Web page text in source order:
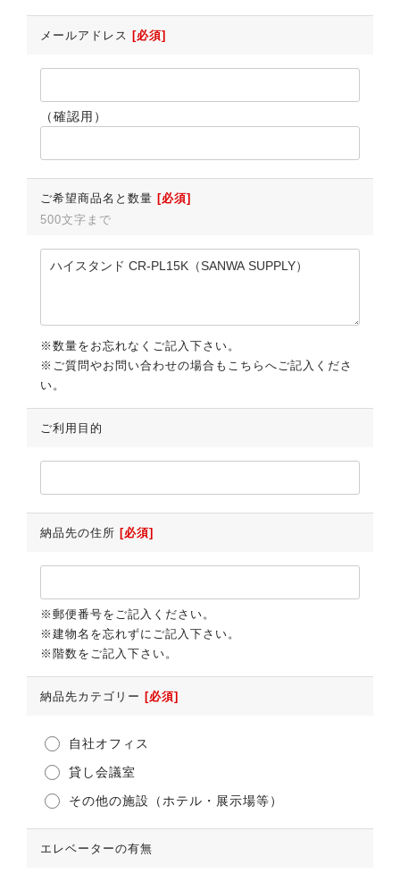
メールアドレス [必須]
（確認用）
ご希望商品名と数量 [必須]
500文字まで
※数量をお忘れなくご記入下さい。
※ご質問やお問い合わせの場合もこちらへご記入くださ
い。
ご利用目的
納品先の住所 [必須]
※郵便番号をご記入ください。
※建物名を忘れずにご記入下さい。
※階数をご記入下さい。
納品先カテゴリー [必須]
自社オフィス
貸し会議室
その他の施設（ホテル・展示場等）
エレベーターの有無